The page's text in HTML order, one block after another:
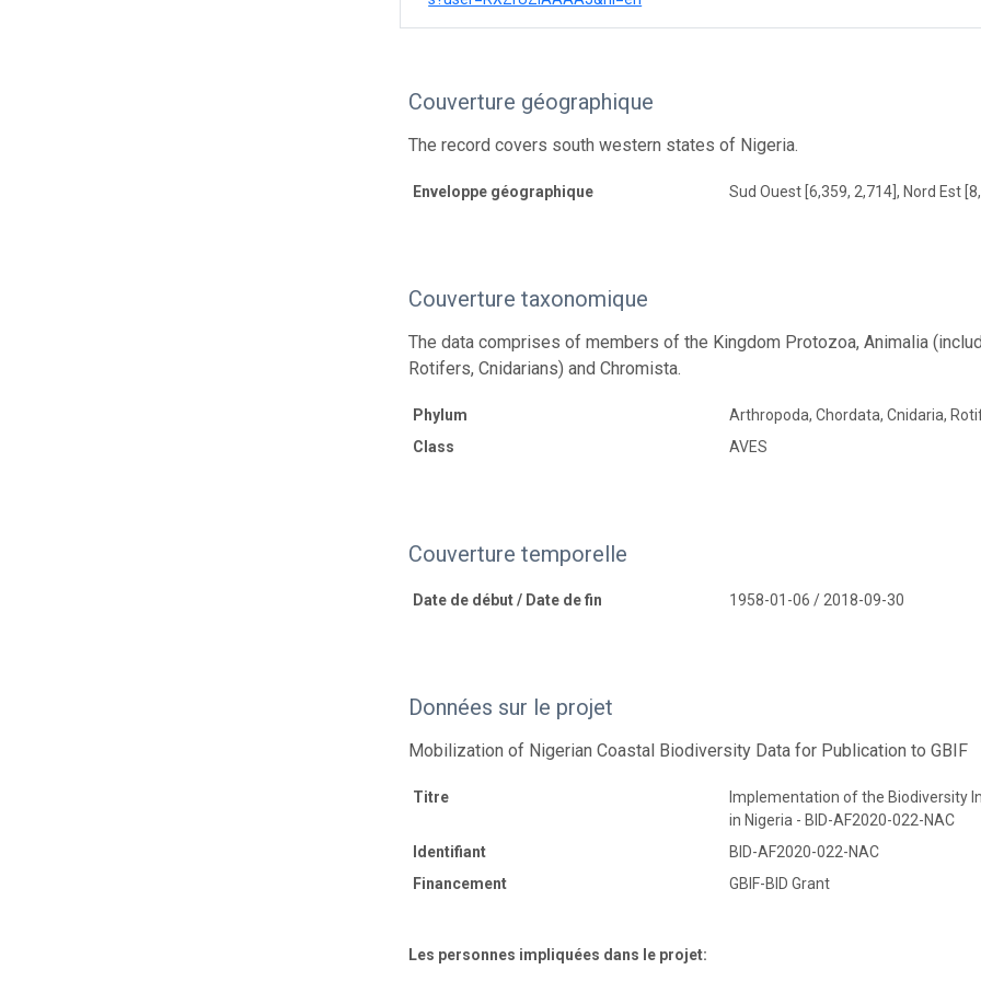
Couverture géographique
The record covers south western states of Nigeria.
Enveloppe géographique Sud Ouest [6,359, 2,714], Nord Est
Couverture taxonomique
The data comprises of members of the Kingdom Protozoa, Animalia
Rotifers, Cnidarians) and Chromista.
Phylum
Arthropoda, Chordata, Cnidaria,
Class
AVES
Couverture temporelle
Date de début / Date de fin 1958-01-06 / 2018-09-30
Données sur le projet
Mobilization of Nigerian Coastal Biodiversity Data for Publication to GBIF
Titre
Implementation of the Biodiversity
in Nigeria - BID-AF2020-022-NAC
Identifiant
BID-AF2020-022-NAC
Financement
GBIF-BID Grant
Les personnes impliquées dans le projet: